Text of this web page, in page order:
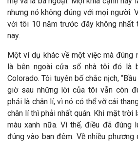
nhưng nó không đúng với mọi người.
với tôi 10 năm trước đây không nhất
nay.
Một ví dụ khác về một việc mà đúng
là bên ngoài cửa sổ nhà tôi đó là
Colorado. Tôi tuyên bố chắc nịch,
giờ sau những lời của tôi vẫn còn
phải là chân lí, vì nó có thể vỡ cái
chân lí thì phải nhất quán. Khi mặt trời
màu xanh nữa. Vì thế, điều đã đúng
đúng vào ban đêm. Về nhiều phương